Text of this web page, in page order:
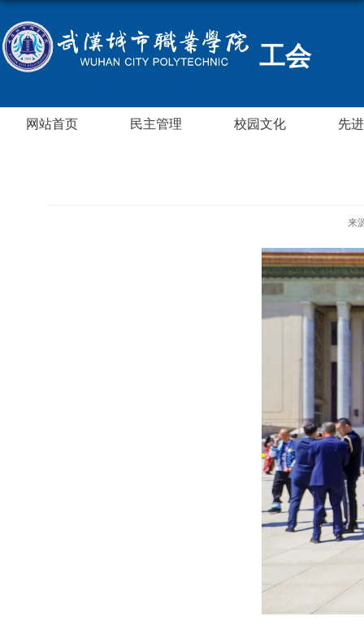
工会
网站首页 民主管理 校园文化 先
来